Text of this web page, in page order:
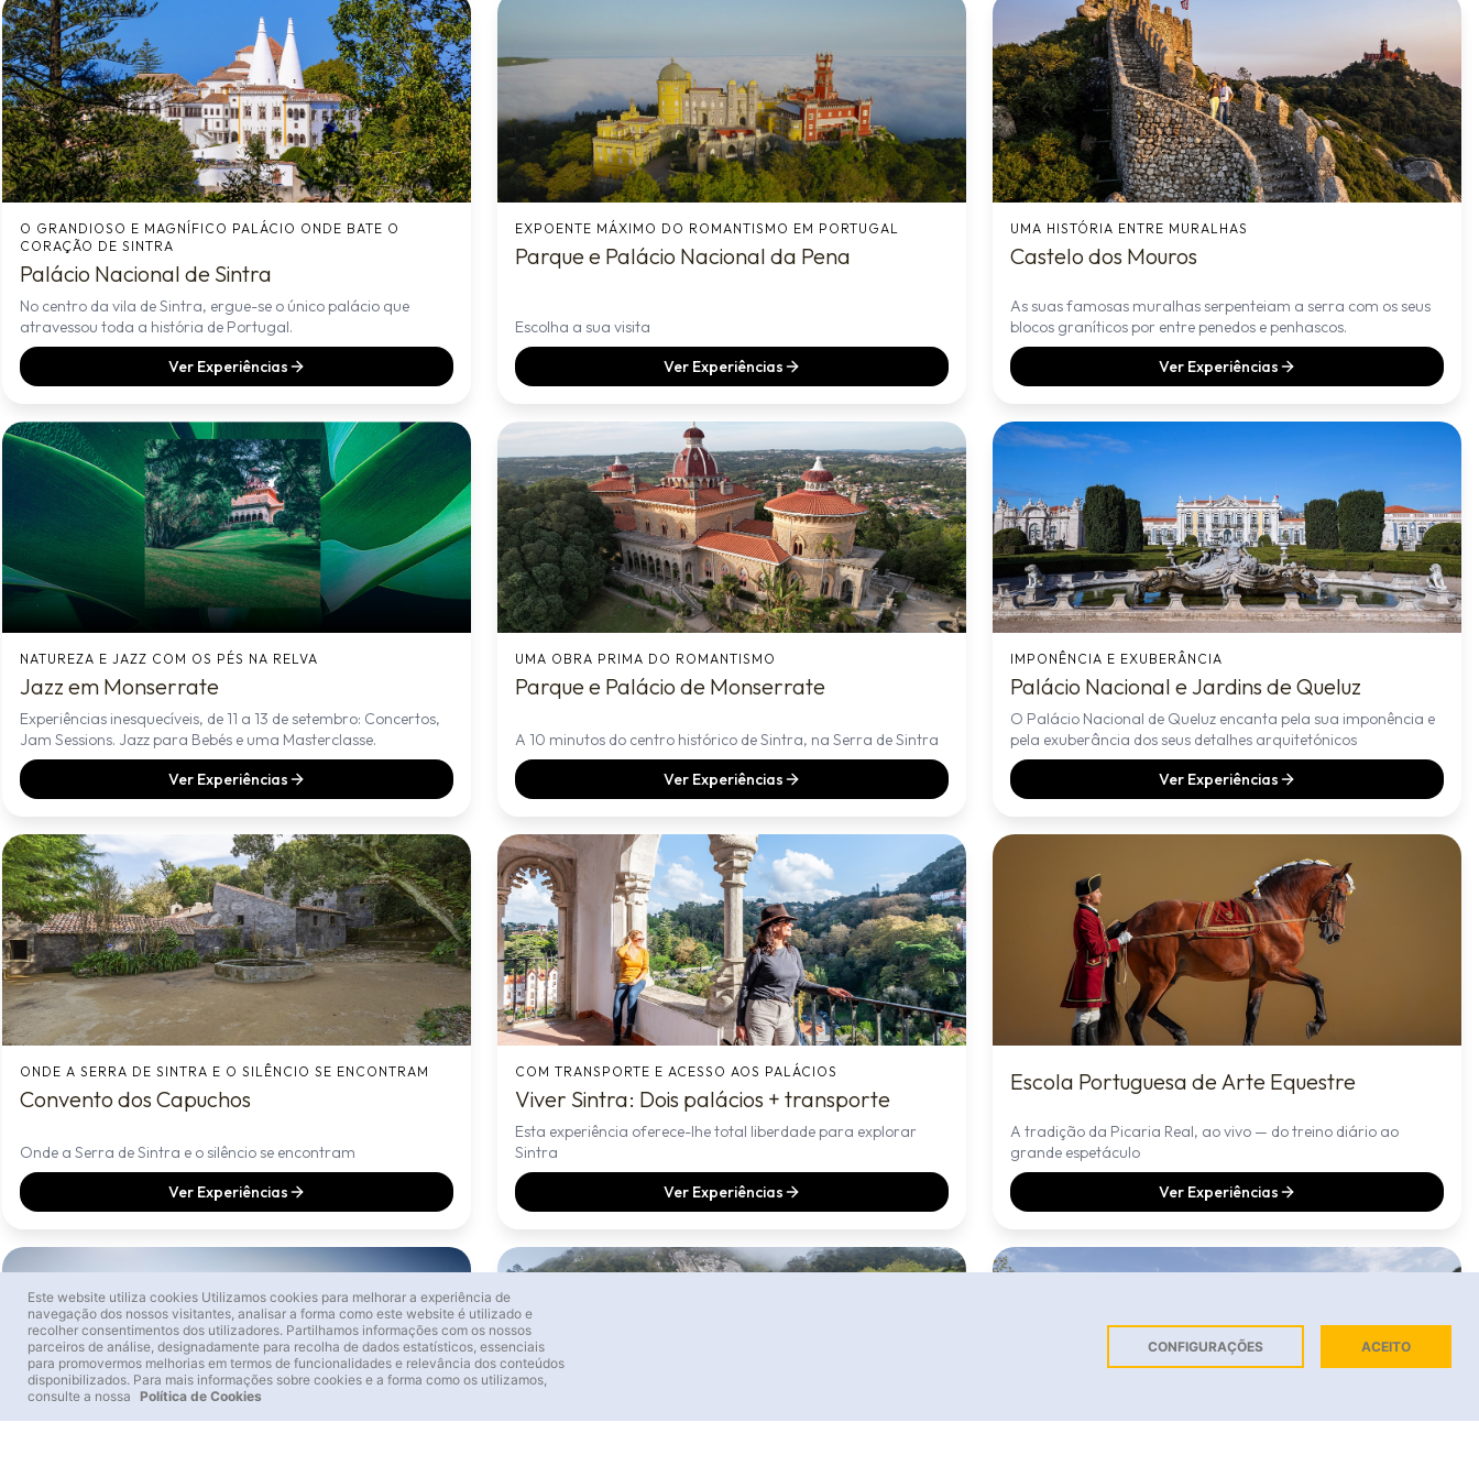
O GRANDIOSO E MAGNÍFICO PALÁCIO ONDE BATE O
CORAÇÃO DE SINTRA
Palácio Nacional de Sintra
No centro da vila de Sintra, ergue-se o único palácio que
atravessou toda a história de Portugal.
Ver Experiências
EXPOENTE MÁXIMO DO ROMANTISMO EM PORTUGAL
Parque e Palácio Nacional da Pena
Escolha a sua visita
Ver Experiências
UMA HISTÓRIA ENTRE MURALHAS
Castelo dos Mouros
As suas famosas muralhas serpenteiam a serra com os seus
blocos graníticos por entre penedos e penhascos.
Ver Experiências
NATUREZA E JAZZ COM OS PÉS NA RELVA
Jazz em Monserrate
Experiências inesquecíveis, de 11 a 13 de setembro: Concertos,
Jam Sessions. Jazz para Bebés e uma Masterclasse.
Ver Experiências
UMA OBRA PRIMA DO ROMANTISMO
Parque e Palácio de Monserrate
A 10 minutos do centro histórico de Sintra, na Serra de Sintra
Ver Experiências
IMPONÊNCIA E EXUBERÂNCIA
Palácio Nacional e Jardins de Queluz
O Palácio Nacional de Queluz encanta pela sua imponência e
pela exuberância dos seus detalhes arquitetónicos
Ver Experiências
ONDE A SERRA DE SINTRA E O SILÊNCIO SE ENCONTRAM
Convento dos Capuchos
Onde a Serra de Sintra e o silêncio se encontram
Ver Experiências
COM TRANSPORTE E ACESSO AOS PALÁCIOS
Viver Sintra: Dois palácios + transporte
Esta experiência oferece-lhe total liberdade para explorar
Sintra
Ver Experiências
Escola Portuguesa de Arte Equestre
A tradição da Picaria Real, ao vivo — do treino diário ao
grande espetáculo
Ver Experiências
Este website utiliza cookies Utilizamos cookies para melhorar a experiência de
navegação dos nossos visitantes, analisar a forma como este website é utilizado e
recolher consentimentos dos utilizadores. Partilhamos informações com os nossos
parceiros de análise, designadamente para recolha de dados estatísticos, essenciais
para promovermos melhorias em termos de funcionalidades e relevância dos conteúdos
disponibilizados. Para mais informações sobre cookies e a forma como os utilizamos,
consulte a nossa Política de Cookies
CONFIGURAÇÕES ACEITO